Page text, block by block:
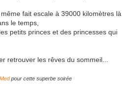
fait escale à 39000 kilomètres là
le temps,
petits princes et des princesses qui
retrouver les rêves du sommeil...
pour cette superbe soirée